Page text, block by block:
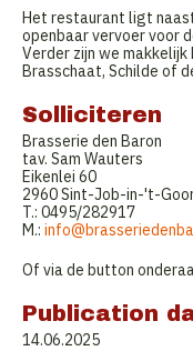
Het restaurant ligt
openbaar vervoer voor
Verder zijn we
Brasschaat, Schilde of
Solliciteren
Brasserie den Baron
tav. Sam Wauters
Eikenlei 60
2960 Sint-Job-in-'t-
T.: 0495/282917
M.:
Of via de button
Publication
14.06.2025